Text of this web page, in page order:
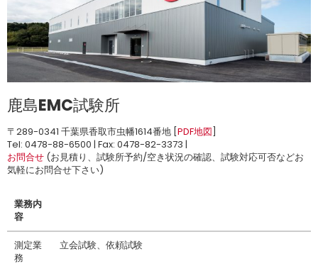
鹿島EMC試験所
〒289-0341 千葉県香取市虫幡1614番地 [ PDF地図
Tel: 0478-88-6500 | Fax: 0478-82-3373 |
お問合せ (お見積り、試験所予約/空き状況の確認、試験対応可否などお
気軽にお問合せ下さい)
業務内
容
測定業
務
立会試験、依頼試験